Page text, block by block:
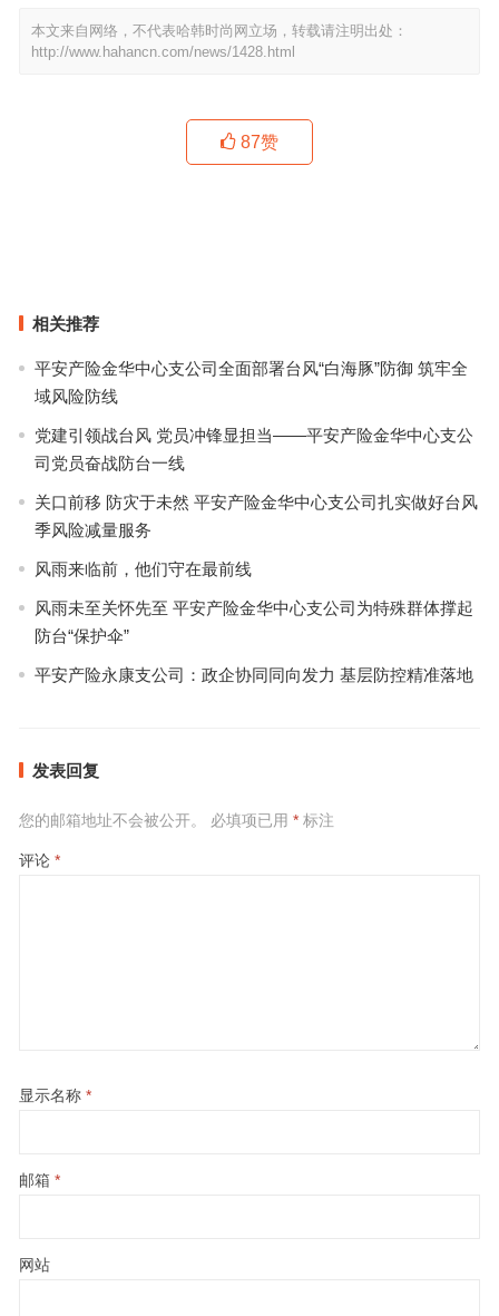
本文来自网络，不代表哈韩时尚网立场，转载请注明出处：
http://www.hahancn.com/news/1428.html
87赞
相关推荐
平安产险金华中心支公司全面部署台风“白海豚”防御 筑牢全
域风险防线
党建引领战台风 党员冲锋显担当——平安产险金华中心支公
司党员奋战防台一线
关口前移 防灾于未然 平安产险金华中心支公司扎实做好台风
季风险减量服务
风雨来临前，他们守在最前线
风雨未至关怀先至 平安产险金华中心支公司为特殊群体撑起
防台“保护伞”
平安产险永康支公司：政企协同同向发力 基层防控精准落地
发表回复
您的邮箱地址不会被公开。 必填项已用 *标注
评论 *
显示名称 *
邮箱 *
网站